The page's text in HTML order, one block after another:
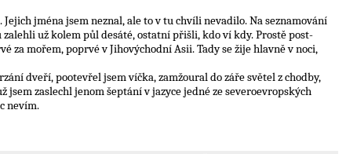
jména jsem neznal, ale to v tu chvíli nevadilo. Na seznamování
zalehli už kolem půl desáté, ostatní přišli, kdo ví kdy. Prostě post-
za mořem, poprvé v Jihovýchodní Asii. Tady se žije hlavně v noci,
dveří, pootevřel jsem víčka, zamžoural do záře světel z chodby,
jsem zaslechl jenom šeptání v jazyce jedné ze severoevropských
nevím.